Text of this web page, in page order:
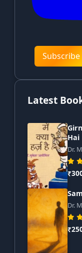
Subscribe
Latest
Hai
Dr.
Dr.